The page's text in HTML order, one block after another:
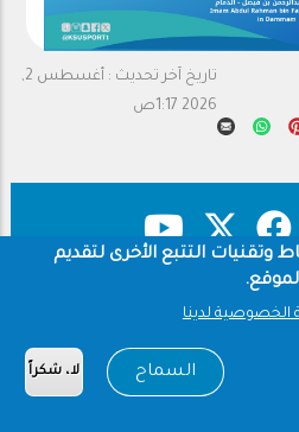
تاريخ آخر تحديث :
أغسطس 2,
2026 1:17ص
وتقنيات التتبع الأخرى لتقديم
لدينا
السماح لا، شكراً